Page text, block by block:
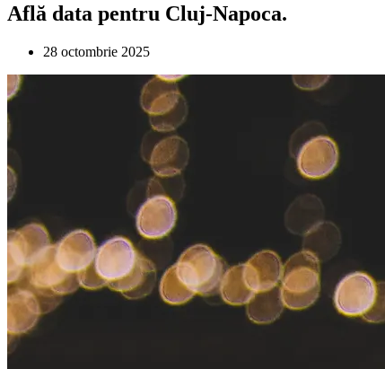
Află data pentru Cluj-Napoca.
28 octombrie 2025